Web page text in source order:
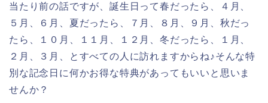
当たり前の話ですが、誕生日って春だったら、４月、
５月、６月、夏だったら、７月、８月、９月、秋だっ
たら、１０月、１１月、１２月、冬だったら、１月、
２月、３月、とすべての人に訪れますからね♪そんな特
別な記念日に何かお得な特典があってもいいと思いま
せんか？